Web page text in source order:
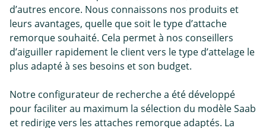
d’autres encore. Nous connaissons nos produits et
leurs avantages, quelle que soit le type d’attache
remorquesouhaité. Cela permet à nos conseillers
d’aiguiller rapidement le client vers le type d’attelage le
plus adapté à ses besoins et son budget.
Notre configurateur de recherche a été développé
pour faciliter au maximum la sélection du modèle Saab
et redirige vers les attaches remorque adaptés. La